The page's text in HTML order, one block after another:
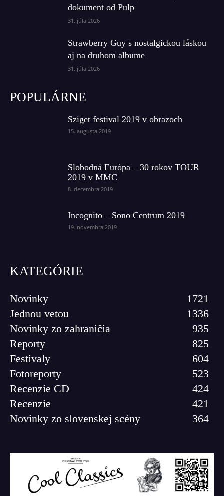
dokument od Pulp
31. júla 2026
Strawberry Guy s nostalgickou láskou
aj na druhom albume
31. júla 2026
POPULÁRNE
Sziget festival 2019 v obrazoch
15. augusta 2019
Slobodná Európa – 30 rokov TOUR
2019 v MMC
8. decembra 2019
Incognito – Sono Centrum 2019
19. novembra 2019
KATEGÓRIE
Novinky
1721
Jednou vetou
1336
Novinky zo zahraničia
935
Reporty
825
Festivaly
604
Fotoreporty
523
Recenzie CD
424
Recenzie
421
Novinky zo slovenskej scény
364